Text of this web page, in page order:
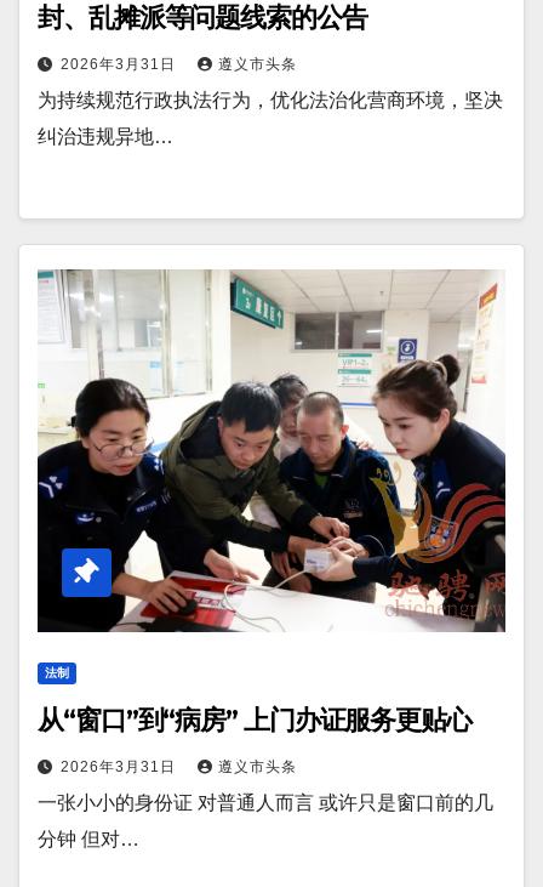
封、乱摊派等问题线索的公告
2026年3月31日 遵义市头条
为持续规范行政执法行为，优化法治化营商环境，坚决
纠治违规异地…
法制
从“窗口”到“病房” 上门办证服务更贴心
2026年3月31日 遵义市头条
一张小小的身份证 对普通人而言 或许只是窗口前的几
分钟 但对…